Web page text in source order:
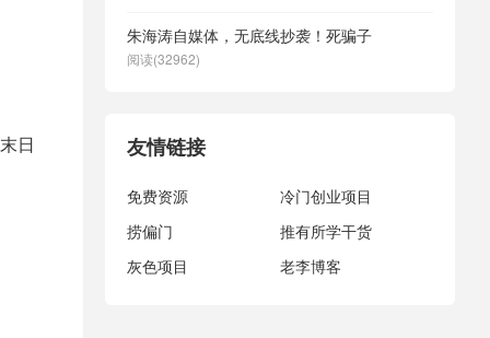
日
朱海涛自媒体，无底线抄袭！死骗子
阅读(32962)
友情链接
免费资源
冷门创业项目
捞偏门
推有所学干货
灰色项目
老李博客